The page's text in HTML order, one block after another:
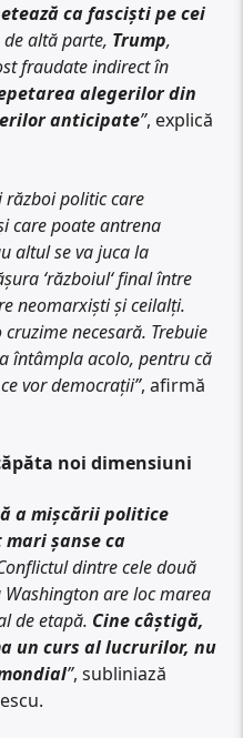
ca fasciști pe cei
de altă parte, Trump,
fraudate indirect în
alegerilor din
anticipate”, explică
război politic care
care poate antrena
altul se va juca la
‘războiul‘ final între
neomarxiști și ceilalți.
necesară. Trebuie
întâmpla acolo, pentru că
vor democrații”, afirmă
noi dimensiuni
a mișcării politice
șanse ca
dintre cele două
are loc marea
de etapă. Cine câștigă,
un curs al lucrurilor, nu
”, subliniază